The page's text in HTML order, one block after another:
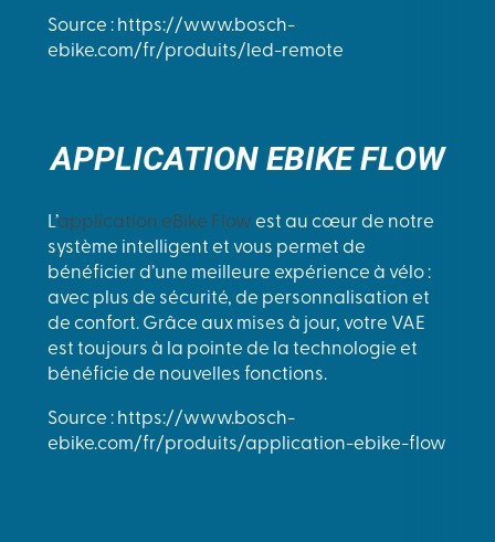
Source : https://www.bosch-
ebike.com/fr/produits/led-remote
APPLICATION EBIKE FLOW
L’application eBike Flow est au cœur de notre
système intelligent et vous permet de
bénéficier d’une meilleure expérience à vélo :
avec plus de sécurité, de personnalisation et
de confort. Grâce aux mises à jour, votre VAE
est toujours à la pointe de la technologie et
bénéficie de nouvelles fonctions.
Source : https://www.bosch-
ebike.com/fr/produits/application-ebike-flow